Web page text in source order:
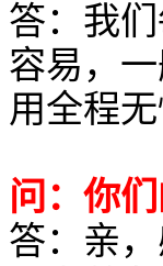
答：我
容易，
用全程无
问：你
答：亲